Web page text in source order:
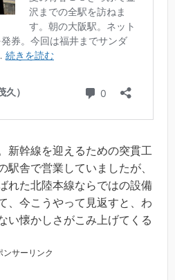
新幹線を迎えるための突貫工
駅舎で営業していましたが、
れた北陸本線ならではの設備
、今こうやって見返すと、わ
い懐かしさがこみ上げてくる
ンサーリンク